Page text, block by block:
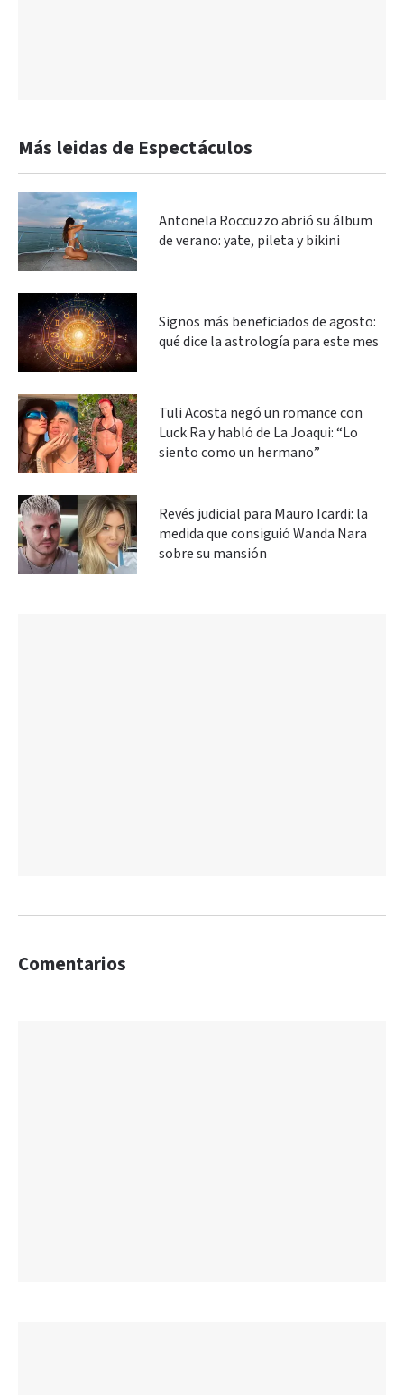
Más leidas de Espectáculos
Antonela Roccuzzo abrió su álbum
de verano: yate, pileta y bikini
Signos más beneficiados de agosto:
qué dice la astrología para este mes
Tuli Acosta negó un romance con
Luck Ra y habló de La Joaqui: “Lo
siento como un hermano”
Revés judicial para Mauro Icardi: la
medida que consiguió Wanda Nara
sobre su mansión
Comentarios